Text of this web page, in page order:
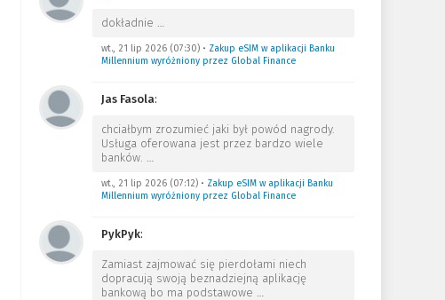
dokładnie …
wt., 21 lip 2026 (07:30)• Zakup eSIM w aplikacji Banku
Millennium wyróżniony przez Global Finance
Jas Fasola:
chciałbym zrozumieć jaki był powód nagrody.
Usługa oferowana jest przez bardzo wiele
banków. …
wt., 21 lip 2026 (07:12)• Zakup eSIM w aplikacji Banku
Millennium wyróżniony przez Global Finance
PykPyk:
Zamiast zajmować się pierdołami niech
dopracują swoją beznadziejną aplikację
bankową bo ma podstawowe …